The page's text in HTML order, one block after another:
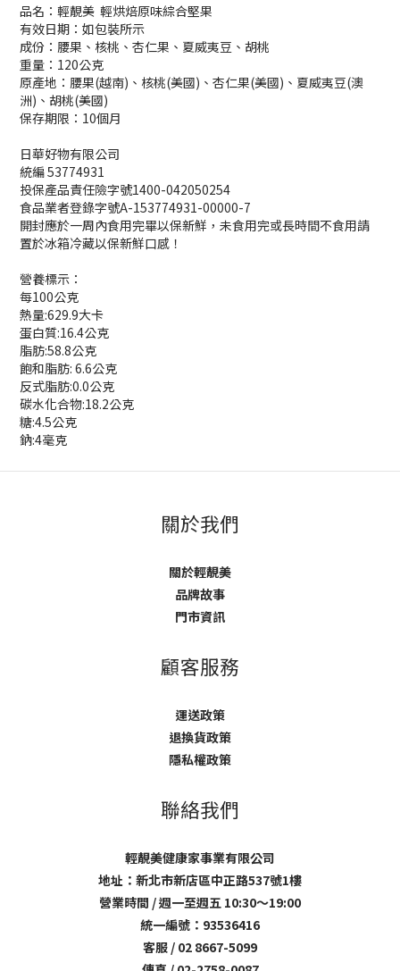
品名：輕靚美 輕烘焙原味綜合堅果
有效日期：如包裝所示
成份：腰果、核桃、杏仁果、夏威夷豆、胡桃
重量：120公克
原產地：腰果(越南)、核桃(美國)、杏仁果(美國)、夏威夷豆(澳
洲)、胡桃(美國)
保存期限：10個月
日華好物有限公司
統編 53774931
投保產品責任險字號1400-042050254
食品業者登錄字號A-153774931-00000-7
開封應於一周內食用完畢以保新鮮，未食用完或長時間不食用請
置於冰箱冷藏以保新鮮口感！
營養標示：
每100公克
熱量:629.9大卡
蛋白質:16.4公克
脂肪:58.8公克
飽和脂肪: 6.6公克
反式脂肪:0.0公克
碳水化合物:18.2公克
糖:4.5公克
鈉:4毫克
關於我們
關於輕靚美
品牌故事
門市資訊
顧客服務
運送政策
退換貨政策
隱私權政策
聯絡我們
輕靚美健康家事業有限公司
地址：新北市新店區中正路537號1樓
營業時間 / 週一至週五 10:30～19:00
統一編號：93536416
客服 / 02 8667-5099